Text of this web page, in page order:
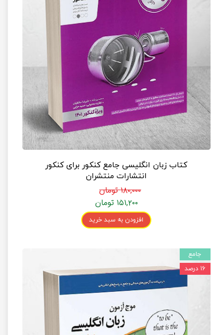
کتاب زبان انگلیسی جامع کنکور برای کنکور
انتشارات منتشران
۱۸۰,۰۰۰ تومان
۱۵۱,۲۰۰ تومان
افزودن به سبد خرید
جامع
۱۶ درصد